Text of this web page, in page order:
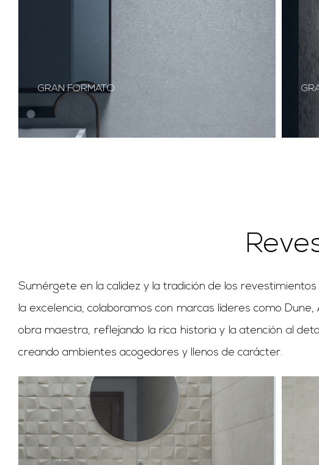
GRAN FORMATO
Sumérgete en la calidez y la tradición de los
la excelencia, colaboramos con marcas líderes como
obra maestra, reflejando la rica historia y la atención al
creando ambientes acogedores y llenos de carácter.